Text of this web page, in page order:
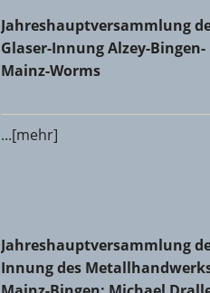
Jahreshauptversammlung der
Jahreshauptversammlung
Glaser-Innung Alzey-Bingen-
Mainz-Worms
...[mehr]
Jahreshauptversammlung der
Jahreshauptversammlung
Innung des